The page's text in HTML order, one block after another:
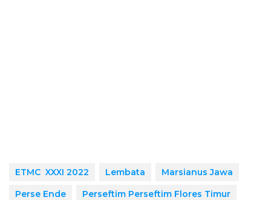
ETMC XXXI 2022 Lembata
Marsianus Jawa
Perse Ende
Perseftim Perseftim Flores Timur